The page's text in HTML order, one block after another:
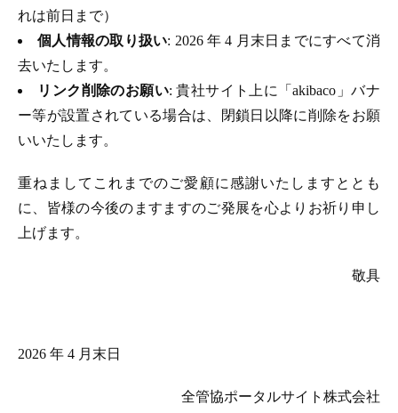
れは前日まで）
個人情報の取り扱い: 2026 年 4 月末日までにすべて消
去いたします。
リンク削除のお願い: 貴社サイト上に「akibaco」バナ
ー等が設置されている場合は、閉鎖日以降に削除をお願
いいたします。
重ねましてこれまでのご愛顧に感謝いたしますととも
に、皆様の今後のますますのご発展を心よりお祈り申し
上げます。
敬具
2026 年 4 月末日
全管協ポータルサイト株式会社